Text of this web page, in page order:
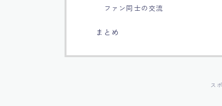
ファン同士の交流
まとめ
ス